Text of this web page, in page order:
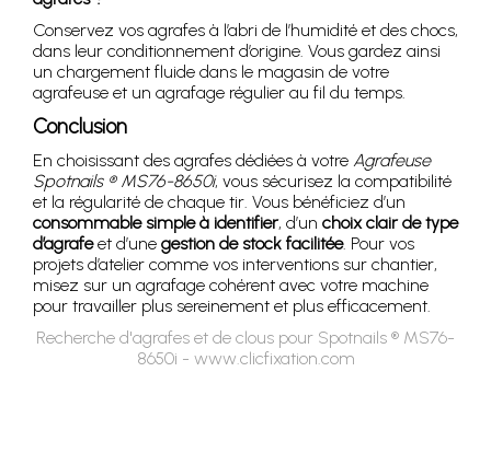
Conservez vos agrafes à l’abri de l’humidité et des chocs,
dans leur conditionnement d’origine. Vous gardez ainsi
un chargement fluide dans le magasin de votre
agrafeuse et un agrafage régulier au fil du temps.
Conclusion
En choisissant des agrafes dédiées à votre Agrafeuse
Spotnails ® MS76-8650i, vous sécurisez la compatibilité
et la régularité de chaque tir. Vous bénéficiez d’un
consommable simple à identifier, d’un choix clair de type
d’agrafeet d’une gestion de stock facilitée. Pour vos
projets d’atelier comme vos interventions sur chantier,
misez sur un agrafage cohérent avec votre machine
pour travailler plus sereinement et plus efficacement.
Recherche d'agrafes et de clous pour Spotnails ® MS76-
8650i - www.clicfixation.com